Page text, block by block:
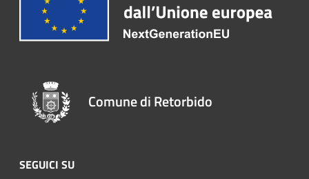
Comune di Retorbido
SEGUICI SU